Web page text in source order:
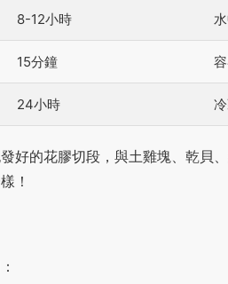
8-12小時
15分鐘
24小時
好的花膠切段，與土雞塊、乾貝
！